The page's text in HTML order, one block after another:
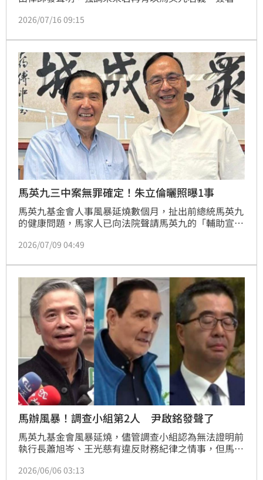
律師黃帝穎認為，這份聲明明顯有兩大謬誤，並說難道
2026/07/16 09:15
馬英九三中案無罪確定！朱立倫曬照曝1事
馬英九基金會人事風暴延燒數個月，扯出前總統馬英九
的健康問題，馬家人已向法院聲請馬英九的「輔助宣
產「三中案」（中視、中廣、中影），最高法院昨日駁
（9）日則突然PO出與馬英九的合照，透露自己去探望
馬英九送上生日祝福，老朋友見面聊得很開心，誠摯祝
福「馬總統生日快樂、身體健康、平安順心！」
2026/07/09 04:49
馬辦風暴！調查小組第2人 尹啟銘發聲了
馬英九基金會風暴延燒，儘管調查小組認為無法證明前
執行長蕭旭岑、王光慈有違反財務紀律之情事，但馬辦
員基金會董事尹啟銘今（6）日也不忍發聲，曝光前總
2026/06/06 03:13